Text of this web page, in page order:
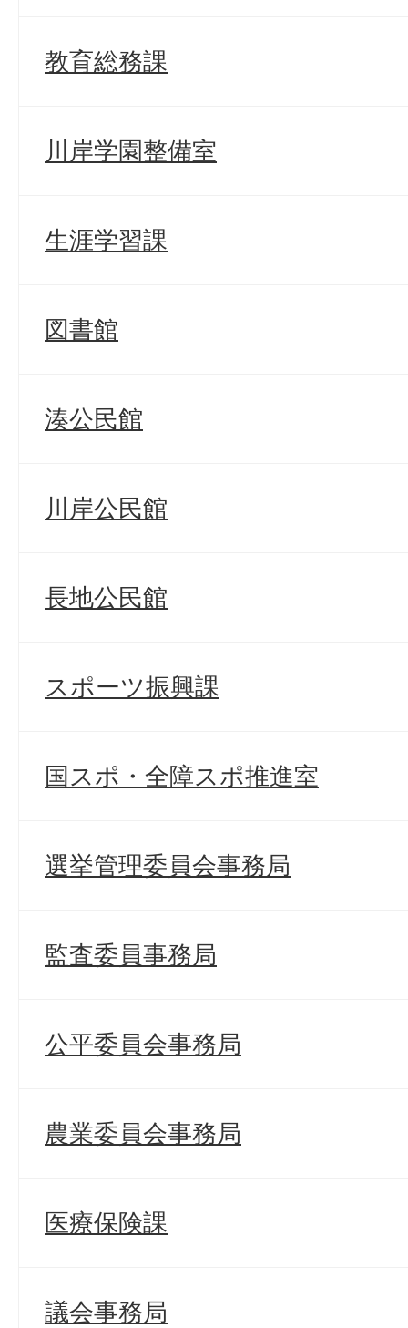
教育総務課
川岸学園整備室
生涯学習課
図書館
湊公民館
川岸公民館
長地公民館
スポーツ振興課
国スポ・全障スポ推進室
選挙管理委員会事務局
監査委員事務局
公平委員会事務局
農業委員会事務局
医療保険課
議会事務局